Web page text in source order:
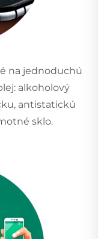
na jednoduchú
alkoholový
antistatickú
sklo.